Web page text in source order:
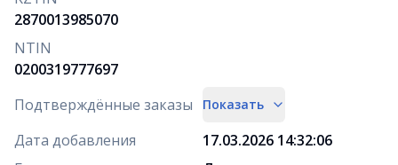
2870013985070
NTIN
0200319777697
Подтверждённые заказы
Показать
Дата добавления
17.03.2026 14:32:06